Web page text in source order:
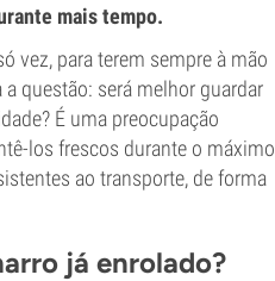
mais tempo.
vez, para terem sempre à mão
questão: será melhor guardar
É uma preocupação
los frescos durante o máximo
ao transporte, de forma
já enrolado?